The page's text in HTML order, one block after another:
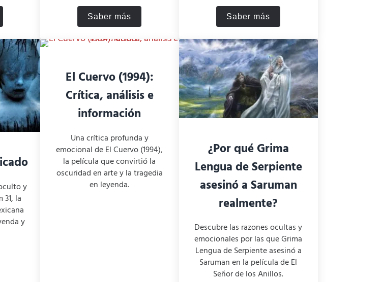
Final Explicado Saber másThe Turning explicado: desentrañando el final ambiguo de la
Saber más¿Cómo acaba el Señor de los
y
la
y
El Cuervo (1994):
Crítica, análisis e
información
Una crítica profunda y
emocional de El Cuervo (1994),
la película que convirtió la
oscuridad en arte y la tragedia
en leyenda.
¿Por qué Grima
Lengua de Serpiente
asesinó a Saruman
realmente?
Descubre las razones ocultas y
emocionales por las que Grima
Lengua de Serpiente asesinó a
Saruman en la película de El
Señor de los Anillos.